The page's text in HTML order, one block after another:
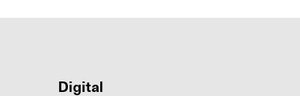
Digital